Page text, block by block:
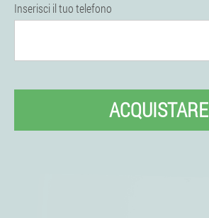
Inserisci il tuo telefono
ACQUISTARE